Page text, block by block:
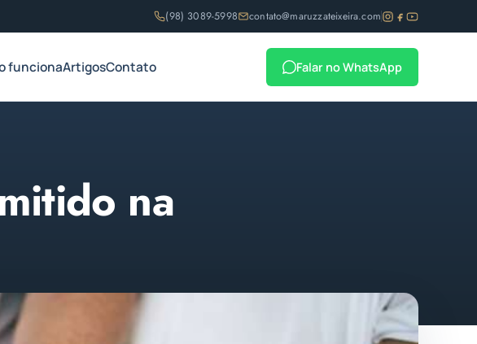
(98) 3089-5998 contato@maruzzateixeira.com
funcionaArtigosContato Falar no WhatsApp
na